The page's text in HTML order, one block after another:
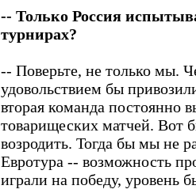
-- Только Россия
турнирах?
-- Поверьте, не только мы.
удовольствием бы
вторая команда постоянно
товарищеских матчей. Вот
возродить. Тогда бы мы не
Евротура -- возможность
играли на победу, уровень